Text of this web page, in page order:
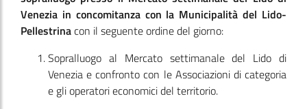
Venezia in concomitanza con la Municipalità del Lido-
Pellestrinacon il seguente ordine del giorno:
Sopralluogo al Mercato settimanale del Lido di
Venezia e confronto con le Associazioni di categoria
e gli operatori economici del territorio.